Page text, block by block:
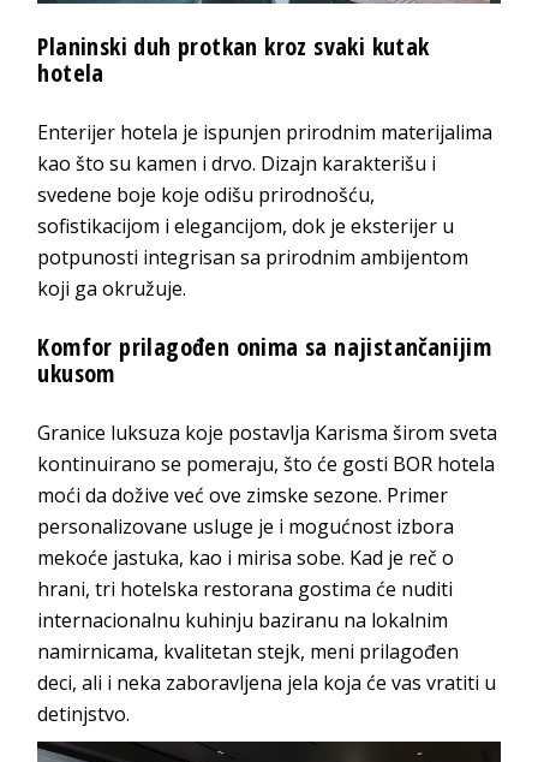
Planinski duh protkan kroz svaki kutak
hotela
Enterijer hotela je ispunjen prirodnim materijalima
kao što su kamen i drvo. Dizajn karakterišu i
svedene boje koje odišu prirodnošću,
sofistikacijom i elegancijom, dok je eksterijer u
potpunosti integrisan sa prirodnim ambijentom
koji ga okružuje.
Komfor prilagođen onima sa najistančanijim
ukusom
Granice luksuza koje postavlja Karisma širom sveta
kontinuirano se pomeraju, što će gosti BOR hotela
moći da dožive već ove zimske sezone. Primer
personalizovane usluge je i mogućnost izbora
mekoće jastuka, kao i mirisa sobe. Kad je reč o
hrani, tri hotelska restorana gostima će nuditi
internacionalnu kuhinju baziranu na lokalnim
namirnicama, kvalitetan stejk, meni prilagođen
deci, ali i neka zaboravljena jela koja će vas vratiti u
detinjstvo.